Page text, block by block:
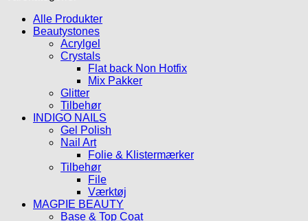
Alle Produkter
Beautystones
Acrylgel
Crystals
Flat back Non Hotfix
Mix Pakker
Glitter
Tilbehør
INDIGO NAILS
Gel Polish
Nail Art
Folie & Klistermærker
Tilbehør
File
Værktøj
MAGPIE BEAUTY
Base & Top Coat